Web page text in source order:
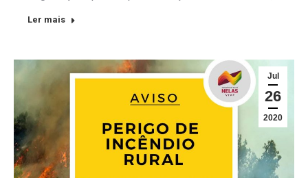
Ler mais
Jul
26
2020